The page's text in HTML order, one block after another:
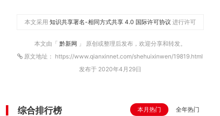
本文采用 知识共享署名-相同方式共享 4.0 国际许可协议 进行许可
本文由「 黔新网 」 原创或整理后发布，欢迎分享和转发。
原文地址： https://www.qianxinnet.com/shehuixinwen/19819.html
发布于 2020年4月29日
综合排行榜 本月热门 全年热门